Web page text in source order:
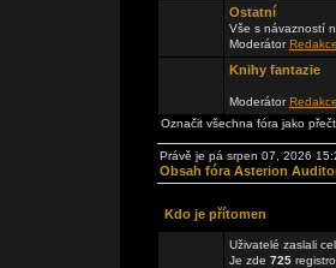
Ostatní
Vše s návazností
ModerátorRedakce
Knihy fantazie
ModerátorRedakce
Označit všechna fóra jako
Právě je pá srpen 07, 2026
Obsah fóra Asterion
Kdo je přítomen
Uživatelé zaslali
Je zde 725